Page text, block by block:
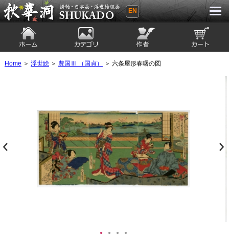
秋華洞 SHUKADO 掛軸・日本画・浮世
EN
Home ＞ 浮世絵＞ 豊国Ⅲ （国貞） ＞ 六条屋形春曙の図
● ● ● ●